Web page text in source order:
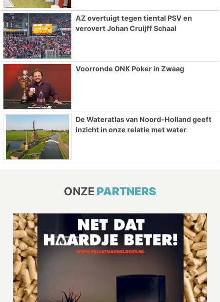
AZ overtuigt tegen tiental PSV en
verovert Johan Cruijff Schaal
Voorronde ONK Poker in Zwaag
De Wateratlas van Noord-Holland geeft
inzicht in onze relatie met water
ONZE PARTNERS